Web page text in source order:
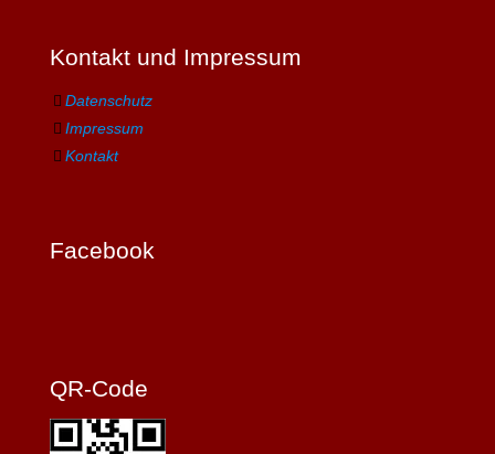
Kontakt und Impressum
Datenschutz
Impressum
Kontakt
Facebook
QR-Code